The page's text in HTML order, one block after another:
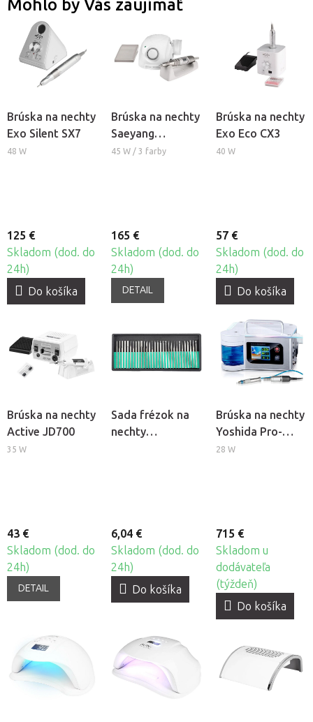
Mohlo by Vás zaujímať
Brúska na nechty
Exo Silent SX7
48 W
125 €
Skladom (dod. do
24h)
Do košíka
Brúska na nechty
Saeyang
Marathon 3
45 W / 3 farby
165 €
Skladom (dod. do
24h)
DETAIL
Brúska na nechty
Exo Eco CX3
40 W
57 €
Skladom (dod. do
24h)
Do košíka
Brúska na nechty
Active JD700
35 W
43 €
Skladom (dod. do
24h)
DETAIL
Sada frézok na
nechty
6,04 €
Skladom (dod. do
24h)
Do košíka
Brúska na nechty
Yoshida Pro-
Spray LCD
28 W
715 €
Skladom u
dodávateľa
(týždeň)
Do košíka